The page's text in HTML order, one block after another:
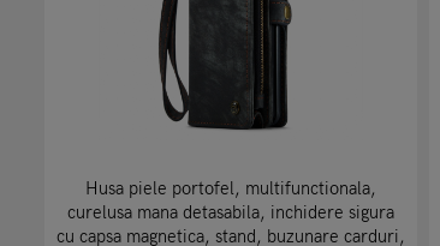
Husa piele portofel, multifunctionala,
curelusa mana detasabila, inchidere sigura
cu capsa magnetica, stand, buzunare carduri,